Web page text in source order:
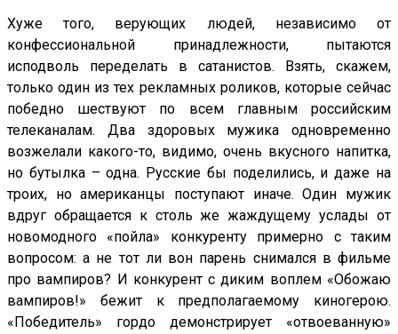
Хуже того, верующих людей, независимо от
конфессиональной принадлежности, пытаются
исподволь переделать в сатанистов. Взять, скажем,
только один из тех рекламных роликов, которые сейчас
победно шествуют по всем главным российским
телеканалам. Два здоровых мужика одновременно
возжелали какого-то, видимо, очень вкусного напитка,
но бутылка – одна. Русские бы поделились, и даже на
троих, но американцы поступают иначе. Один мужик
вдруг обращается к столь же жаждущему услады от
новомодного «пойла» конкуренту примерно с таким
вопросом: а не тот ли вон парень снимался в фильме
про вампиров? И конкурент с диким воплем «Обожаю
вампиров!» бежит к предполагаемому киногерою.
«Победитель» гордо демонстрирует «отвоеванную»